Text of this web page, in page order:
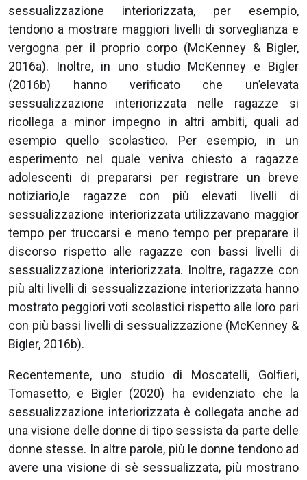
sessualizzazione interiorizzata, per esempio,
tendono a mostrare maggiori livelli di sorveglianza e
vergogna per il proprio corpo (McKenney & Bigler,
2016a). Inoltre, in uno studio McKenney e Bigler
(2016b) hanno verificato che un’elevata
sessualizzazione interiorizzata nelle ragazze si
ricollega a minor impegno in altri ambiti, quali ad
esempio quello scolastico. Per esempio, in un
esperimento nel quale veniva chiesto a ragazze
adolescenti di prepararsi per registrare un breve
notiziario,le ragazze con più elevati livelli di
sessualizzazione interiorizzata utilizzavano maggior
tempo per truccarsi e meno tempo per preparare il
discorso rispetto alle ragazze con bassi livelli di
sessualizzazione interiorizzata. Inoltre, ragazze con
più alti livelli di sessualizzazione interiorizzata hanno
mostrato peggiori voti scolastici rispetto alle loro pari
con più bassi livelli di sessualizzazione (McKenney &
Bigler, 2016b).
Recentemente, uno studio di Moscatelli, Golfieri,
Tomasetto, e Bigler (2020) ha evidenziato che la
sessualizzazione interiorizzata è collegata anche ad
una visione delle donne di tipo sessista da parte delle
donne stesse. In altre parole, più le donne tendono ad
avere una visione di sè sessualizzata, più mostrano